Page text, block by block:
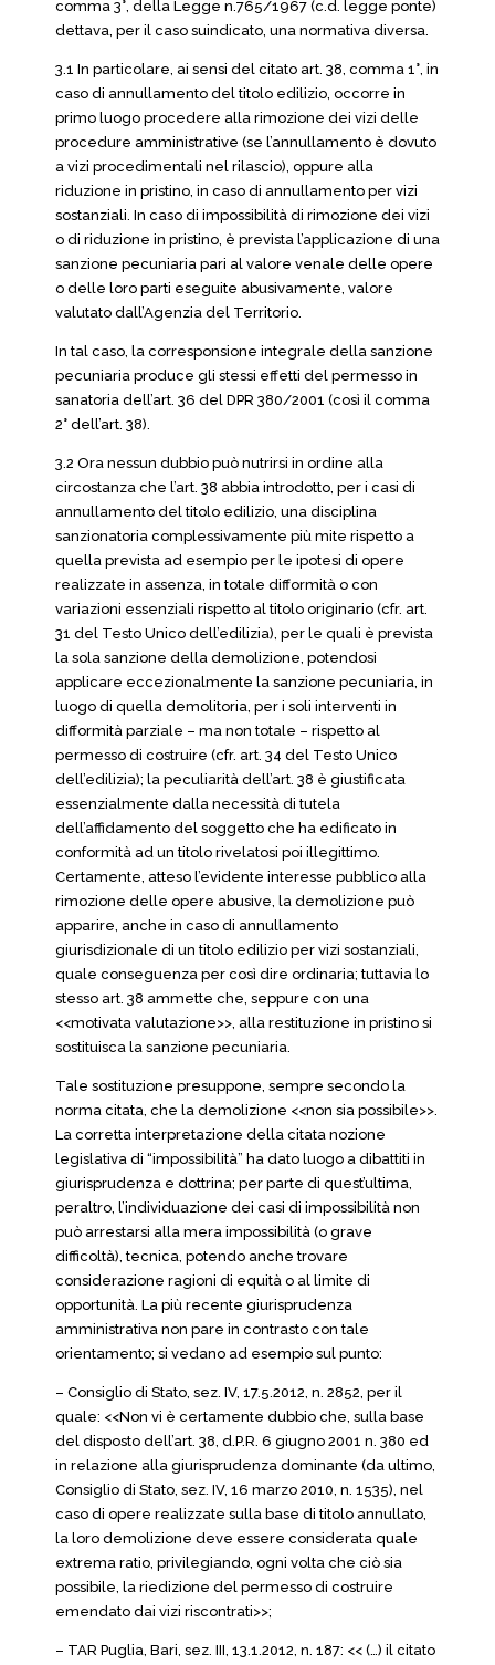
comma 3°, della Legge n.765/1967 (c.d. legge ponte)
dettava, per il caso suindicato, una normativa diversa.
3.1 In particolare, ai sensi del citato art. 38, comma 1°, in
caso di annullamento del titolo edilizio, occorre in
primo luogo procedere alla rimozione dei vizi delle
procedure amministrative (se l’annullamento è dovuto
a vizi procedimentali nel rilascio), oppure alla
riduzione in pristino, in caso di annullamento per vizi
sostanziali. In caso di impossibilità di rimozione dei vizi
o di riduzione in pristino, è prevista l’applicazione di una
sanzione pecuniaria pari al valore venale delle opere
o delle loro parti eseguite abusivamente, valore
valutato dall’Agenzia del Territorio.
In tal caso, la corresponsione integrale della sanzione
pecuniaria produce gli stessi effetti del permesso in
sanatoria dell’art. 36 del DPR 380/2001 (così il comma
2° dell’art. 38).
3.2 Ora nessun dubbio può nutrirsi in ordine alla
circostanza che l’art. 38 abbia introdotto, per i casi di
annullamento del titolo edilizio, una disciplina
sanzionatoria complessivamente più mite rispetto a
quella prevista ad esempio per le ipotesi di opere
realizzate in assenza, in totale difformità o con
variazioni essenziali rispetto al titolo originario (cfr. art.
31 del Testo Unico dell’edilizia), per le quali è prevista
la sola sanzione della demolizione, potendosi
applicare eccezionalmente la sanzione pecuniaria, in
luogo di quella demolitoria, per i soli interventi in
difformità parziale – ma non totale – rispetto al
permesso di costruire (cfr. art. 34 del Testo Unico
dell’edilizia); la peculiarità dell’art. 38 è giustificata
essenzialmente dalla necessità di tutela
dell’affidamento del soggetto che ha edificato in
conformità ad un titolo rivelatosi poi illegittimo.
Certamente, atteso l’evidente interesse pubblico alla
rimozione delle opere abusive, la demolizione può
apparire, anche in caso di annullamento
giurisdizionale di un titolo edilizio per vizi sostanziali,
quale conseguenza per così dire ordinaria; tuttavia lo
stesso art. 38 ammette che, seppure con una
<<motivata valutazione>>, alla restituzione in pristino si
sostituisca la sanzione pecuniaria.
Tale sostituzione presuppone, sempre secondo la
norma citata, che la demolizione <<non sia possibile>>.
La corretta interpretazione della citata nozione
legislativa di “impossibilità” ha dato luogo a dibattiti in
giurisprudenza e dottrina; per parte di quest’ultima,
peraltro, l’individuazione dei casi di impossibilità non
può arrestarsi alla mera impossibilità (o grave
difficoltà), tecnica, potendo anche trovare
considerazione ragioni di equità o al limite di
opportunità. La più recente giurisprudenza
amministrativa non pare in contrasto con tale
orientamento; si vedano ad esempio sul punto:
– Consiglio di Stato, sez. IV, 17.5.2012, n. 2852, per il
quale: <<Non vi è certamente dubbio che, sulla base
del disposto dell’art. 38, d.P.R. 6 giugno 2001 n. 380 ed
in relazione alla giurisprudenza dominante (da ultimo,
Consiglio di Stato, sez. IV, 16 marzo 2010, n. 1535), nel
caso di opere realizzate sulla base di titolo annullato,
la loro demolizione deve essere considerata quale
extrema ratio, privilegiando, ogni volta che ciò sia
possibile, la riedizione del permesso di costruire
emendato dai vizi riscontrati>>;
– TAR Puglia, Bari, sez. III, 13.1.2012, n. 187: << (…) il citato